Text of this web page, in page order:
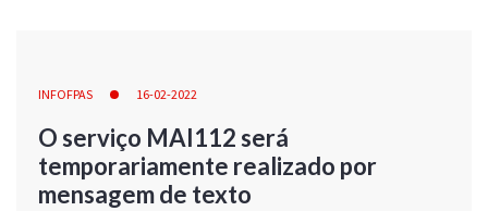
INFOFPAS 16-02-2022
O serviço MAI112 será
temporariamente realizado por
mensagem de texto